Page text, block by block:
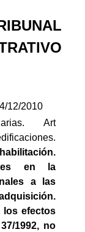
12/2010
Art
en la
a las
los efectos
1992, no